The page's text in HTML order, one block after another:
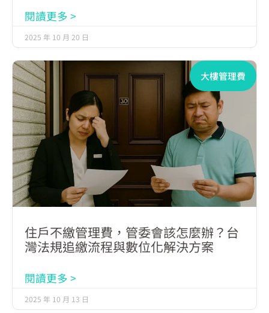
閱讀更多 >
2025 年 10 月 20 日
大樓管理費
住戶不繳管理費，管委會該怎麼辦？台
灣法規追繳流程與數位化解決方案
閱讀更多 >
2025 年 10 月 13 日